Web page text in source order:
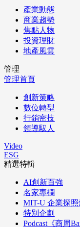
產業動態
商業趨勢
焦點人物
投資理財
地產風雲
管理
管理首頁
創新策略
數位轉型
行銷密技
領導馭人
Video
ESG
精選特輯
AI創新百強
名家專欄
MIT-U 企業探照
特別企劃
Podcast《商周